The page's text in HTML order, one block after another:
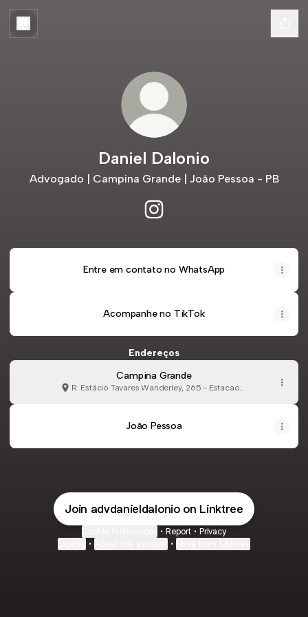
Daniel Dalonio
Advogado | Campina Grande | João Pessoa - PB
Entre em contato no WhatsApp
Acompanhe no TikTok
Endereços
Campina Grande
R. Estácio Tavares Wanderley, 265 - Estacao
João Pessoa
Join advdanieldalonio on Linktree
• Report • Privacy
• •